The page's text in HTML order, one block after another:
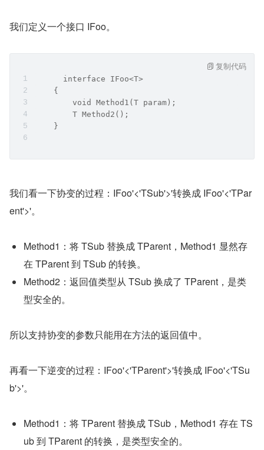
我们定义一个接口 IFoo。
      interface IFoo<T>
    {
        void Method1(T param);
        T Method2();
    }
复制代码
我们看一下协变的过程：IFoo'<'TSub'>'转换成 IFoo'<'TPar
ent'>'。
Method1：将 TSub 替换成 TParent，Method1 显然存
在 TParent 到 TSub 的转换。
Method2：返回值类型从 TSub 换成了 TParent，是类
型安全的。
所以支持协变的参数只能用在方法的返回值中。
再看一下逆变的过程：IFoo'<'TParent'>'转换成 IFoo'<'TSu
b'>'。
Method1：将 TParent 替换成 TSub，Method1 存在 TS
ub 到 TParent 的转换，是类型安全的。